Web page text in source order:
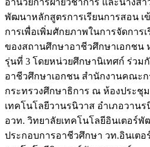
อำนวยการฝ่ายวิชาการ และนางส
พัฒนาหลักสูตรการเรียนการสอน เ
การเพื่อเพิ่มศักยภาพในการจัดการ
ของสถานศึกษาอาชีวศึกษาเอกชน
รุ่นที่ 3 โดยหน่วยศึกษานิเทศก์ ร่วม
อาชีวศึกษาเอกชน สำนักงานคณะ
กระทรวงศึกษาธิการ ณ ห้องประชุ
เทคโนโลยีวานรนิวาส อำเภอวาน
อวท. วิทยาลัยเทคโนโลยีอินเตอร์
ประกอบการอาชีวศึกษา วท.อินเต